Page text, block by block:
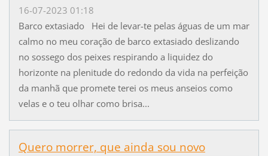
16-07-2023 01:18
Barco extasiado Hei de levar-te pelas águas de um mar
calmo no meu coração de barco extasiado deslizando
no sossego dos peixes respirando a liquidez do
horizonte na plenitude do redondo da vida na perfeição
da manhã que promete terei os meus anseios como
velas e o teu olhar como brisa...
Quero morrer, que ainda sou novo